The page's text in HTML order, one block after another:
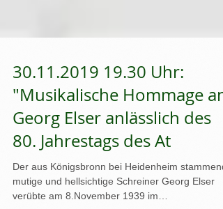
30.11.2019 19.30 Uhr:
"Musikalische Hommage an
Georg Elser anlässlich des
80. Jahrestags des At